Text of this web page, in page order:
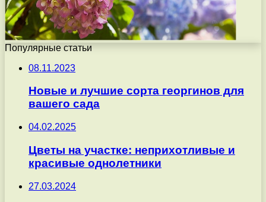
Популярные статьи
08.11.2023
Новые и лучшие сорта георгинов для
вашего сада
04.02.2025
Цветы на участке: неприхотливые и
красивые однолетники
27.03.2024